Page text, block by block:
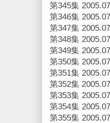
第345集
第346集
第347集
第348集
第349集
第350集
第351集
第352集
第353集
第354集
第355集